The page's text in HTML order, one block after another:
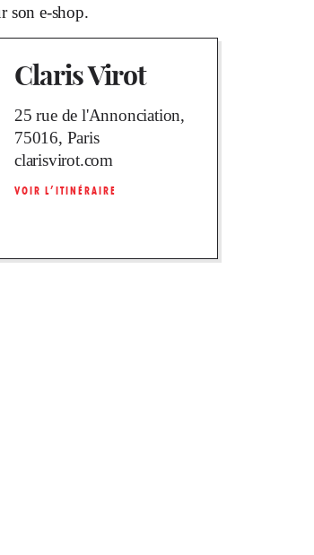
son e-shop.
Claris Virot
25 rue de l'Annonciation,
75016, Paris
clarisvirot.com
VOIR L’ITINÉRAIRE